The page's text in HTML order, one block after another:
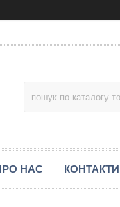
НАС КОНТАКТИ